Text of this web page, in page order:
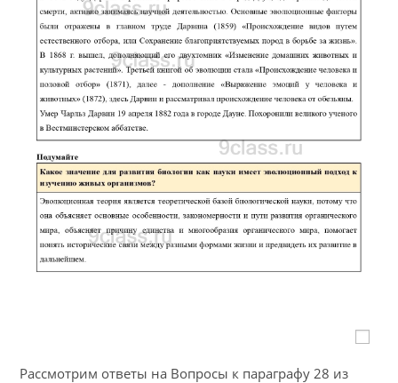
Рассмотрим ответы на Вопросы к параграфу 28 из